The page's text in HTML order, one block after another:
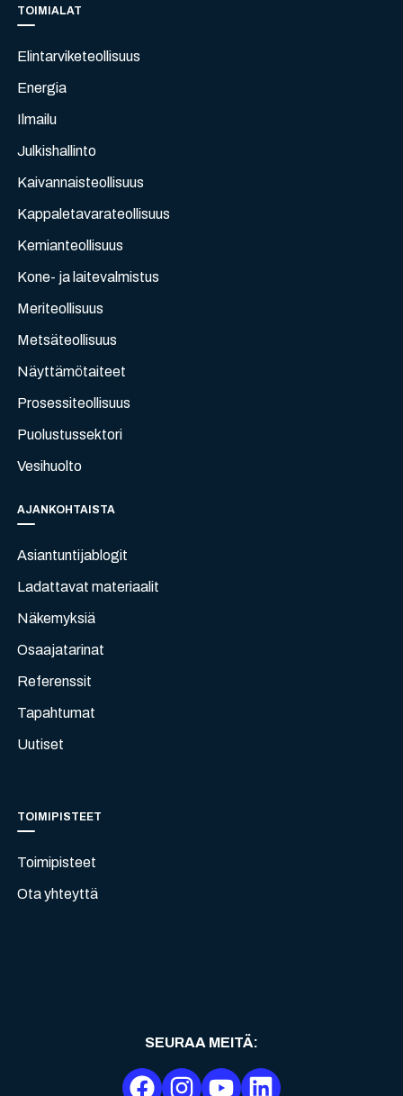
TOIMIALAT
Elintarviketeollisuus
Energia
Ilmailu
Julkishallinto
Kaivannaisteollisuus
Kappaletavarateollisuus
Kemianteollisuus
Kone- ja laitevalmistus
Meriteollisuus
Metsäteollisuus
Näyttämötaiteet
Prosessiteollisuus
Puolustussektori
Vesihuolto
AJANKOHTAISTA
Asiantuntijablogit
Ladattavat materiaalit
Näkemyksiä
Osaajatarinat
Referenssit
Tapahtumat
Uutiset
TOIMIPISTEET
Toimipisteet
Ota yhteyttä
SEURAA MEITÄ: